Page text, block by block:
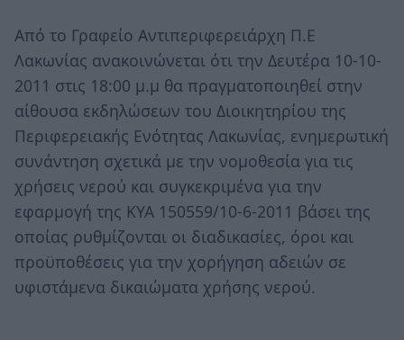
Από το Γραφείο Αντιπεριφερειάρχη Π.Ε
Λακωνίας ανακοινώνεται ότι την Δευτέρα 10-10-
2011 στις 18:00 μ.μ θα πραγματοποιηθεί στην
αίθουσα εκδηλώσεων του Διοικητηρίου της
Περιφερειακής Ενότητας Λακωνίας, ενημερωτική
συνάντηση σχετικά με την νομοθεσία για τις
χρήσεις νερού και συγκεκριμένα για την
εφαρμογή της ΚΥΑ 150559/10-6-2011 βάσει της
οποίας ρυθμίζονται οι διαδικασίες, όροι και
προϋποθέσεις για την χορήγηση αδειών σε
υφιστάμενα δικαιώματα χρήσης νερού.